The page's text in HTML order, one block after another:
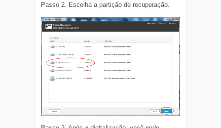
Passo 2. Escolha a partição de recuperação.